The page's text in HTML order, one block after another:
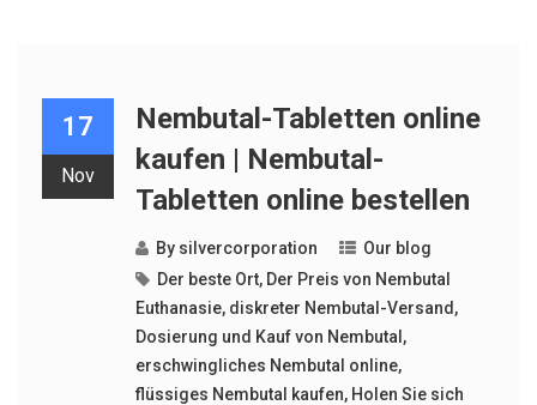
17
Nov
Nembutal-Tabletten online
kaufen | Nembutal-
Tabletten online bestellen
By silvercorporation
Our blog
Der beste Ort, Der Preis von Nembutal
Euthanasie, diskreter Nembutal-Versand ,
Dosierung und Kauf von Nembutal ,
erschwingliches Nembutal online,
flüssiges Nembutal kaufen, Holen Sie sich